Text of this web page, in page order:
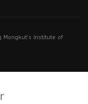
Mongkut's Institute of